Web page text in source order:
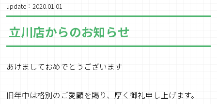
update：2020.01.01
立川店からのお知らせ
あけましておめでとうございます
旧年中は格別のご愛顧を賜り、厚く御礼申し上げます。